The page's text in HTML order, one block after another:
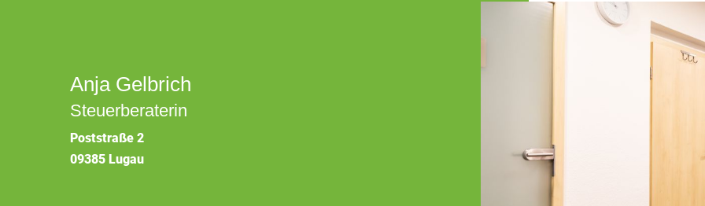
Anja Gelbrich
Steuerberaterin
Poststraße 2
09385 Lugau